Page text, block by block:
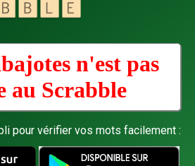
n'est pas
au Scrabble
pour vérifier vos mots facilement :